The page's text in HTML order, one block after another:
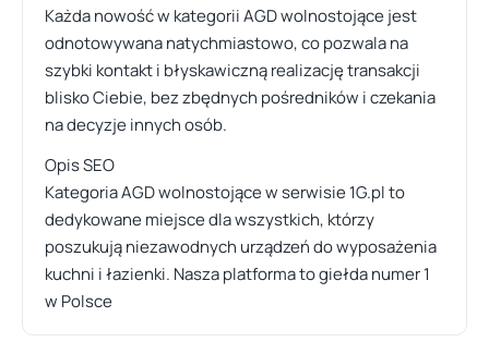
Każda nowość w kategorii AGD wolnostojące jest
odnotowywana natychmiastowo, co pozwala na
szybki kontakt i błyskawiczną realizację transakcji
blisko Ciebie, bez zbędnych pośredników i czekania
na decyzje innych osób.
Opis SEO
Kategoria AGD wolnostojące w serwisie 1G.pl to
dedykowane miejsce dla wszystkich, którzy
poszukują niezawodnych urządzeń do wyposażenia
kuchni i łazienki. Nasza platforma to giełda numer 1
w Polsce